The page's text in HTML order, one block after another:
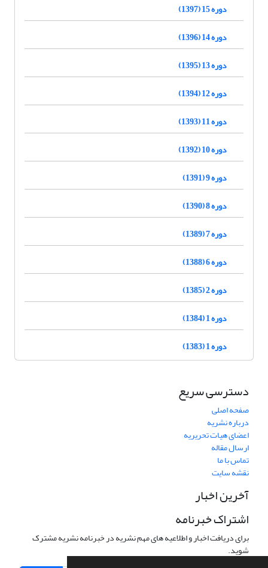
دوره 15 (1397)
دوره 14 (1396)
دوره 13 (1395)
دوره 12 (1394)
دوره 11 (1393)
دوره 10 (1392)
دوره 9 (1391)
دوره 8 (1390)
دوره 7 (1389)
دوره 6 (1388)
دوره 2 (1385)
دوره 1 (1384)
دوره 1 (1383)
دسترسی سریع
صفحه اصلی
درباره نشریه
اعضای هیات تحریریه
ارسال مقاله
تماس با ما
نقشه سایت
آخرین اخبار
اشتراک خبرنامه
برای دریافت اخبار و اطلاعیه های مهم نشریه در خبرنامه نشریه مشترک
شوید.